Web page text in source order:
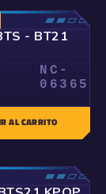
▰▰▱▱
- BT21
NC-
06365
AL CARRITO
▰▰▱▱